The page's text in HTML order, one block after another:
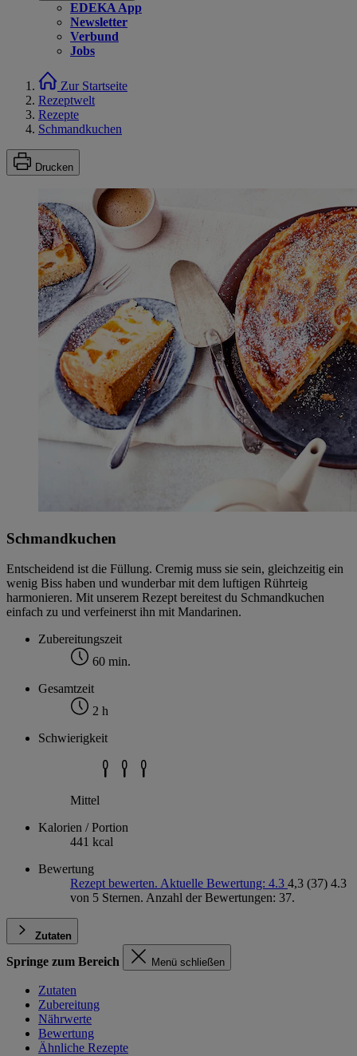
EDEKA App
Newsletter
Verbund
Jobs
Zur Startseite
Rezeptwelt
Rezepte
Schmandkuchen
Drucken
Schmandkuchen
Entscheidend ist die Füllung. Cremig muss sie sein, gleichzeitig ein
wenig Biss haben und wunderbar mit dem luftigen Rührteig
harmonieren. Mit unserem Rezept bereitest du Schmandkuchen
einfach zu und verfeinerst ihn mit Mandarinen.
Zubereitungszeit
60 min.
Gesamtzeit
2 h
Schwierigkeit
Mittel
Kalorien / Portion
441 kcal
Bewertung
Rezept bewerten. Aktuelle Bewertung: 4.3 4,3 (37) 4.3
von 5 Sternen. Anzahl der Bewertungen: 37.
Zutaten
Springe zum Bereich Menü schließen
Zutaten
Zubereitung
Nährwerte
Bewertung
Ähnliche Rezepte